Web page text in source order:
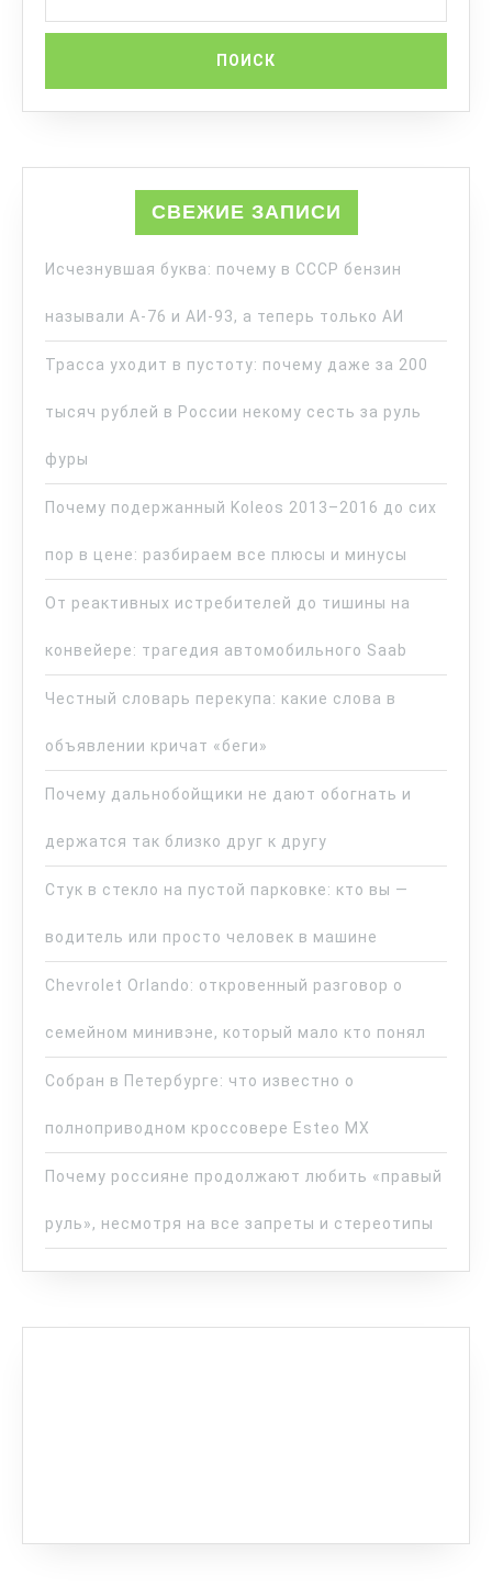
СВЕЖИЕ ЗАПИСИ
Исчезнувшая буква: почему в СССР бензин
называли А-76 и АИ-93, а теперь только АИ
Трасса уходит в пустоту: почему даже за 200
тысяч рублей в России некому сесть за руль
фуры
Почему подержанный Koleos 2013–2016 до сих
пор в цене: разбираем все плюсы и минусы
От реактивных истребителей до тишины на
конвейере: трагедия автомобильного Saab
Честный словарь перекупа: какие слова в
объявлении кричат «беги»
Почему дальнобойщики не дают обогнать и
держатся так близко друг к другу
Стук в стекло на пустой парковке: кто вы —
водитель или просто человек в машине
Chevrolet Orlando: откровенный разговор о
семейном минивэне, который мало кто понял
Собран в Петербурге: что известно о
полноприводном кроссовере Esteo MX
Почему россияне продолжают любить «правый
руль», несмотря на все запреты и стереотипы